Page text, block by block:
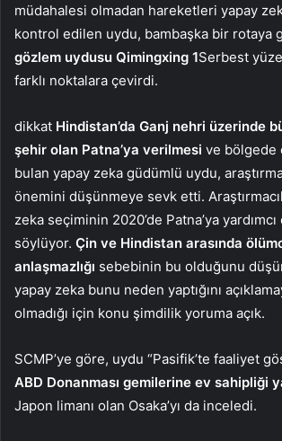
müdahalesi olmadan hareketleri yapay
kontrol edilen uydu, bambaşka bir rotaya
gözlem uydusu Qimingxing 1Serbest
farklı noktalara çevirdi.
dikkat Hindistan’da Ganj nehri üzerinde
şehir olan Patna’ya verilmesi ve bölgede
bulan yapay zeka güdümlü uydu,
önemini düşünmeye sevk etti.
zeka seçiminin 2020’de Patna’ya yardımcı
söylüyor. Çin ve Hindistan arasında
anlaşmazlığı sebebinin bu olduğunu
yapay zeka bunu neden yaptığını
olmadığı için konu şimdilik yoruma açık.
SCMP’ye göre, uydu “Pasifik’te faaliyet
ABD Donanması gemilerine ev sahipliği
Japon limanı olan Osaka’yı da inceledi.